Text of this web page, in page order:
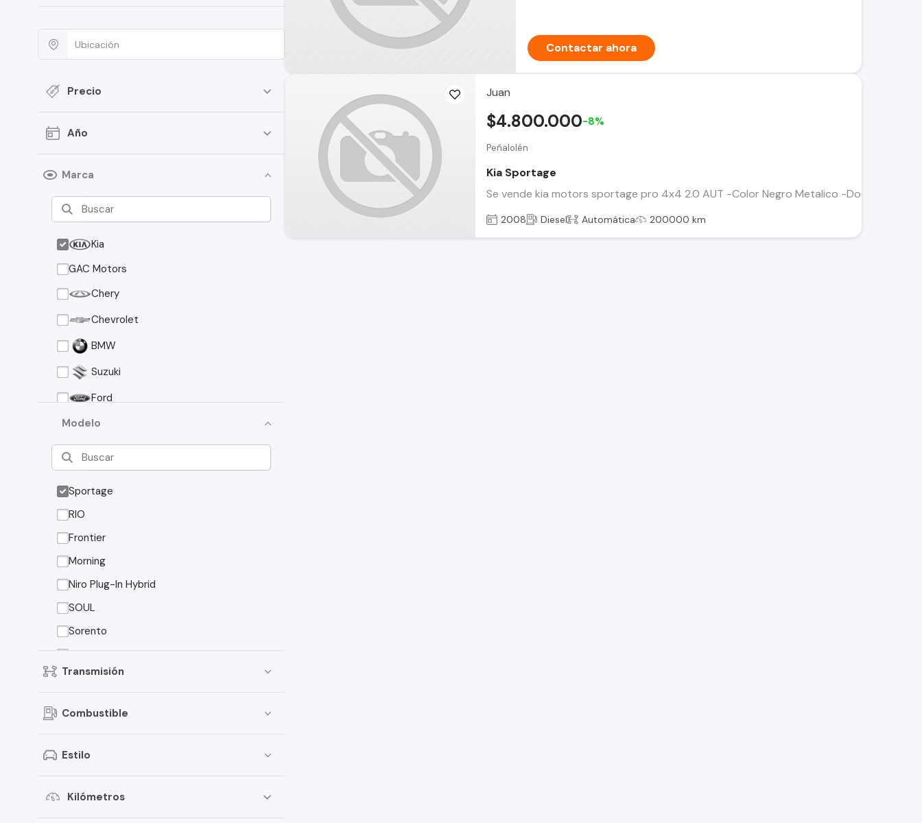
Precio
Año
Marca
Kia
GAC Motors
Chery
Chevrolet
BMW
Suzuki
Ford
Asia Motors
Mazda
Volkswagen
Nissan
Foton
Jeep
Mitsubishi
Audi
Haval
Honda
Modelo
Sportage
RIO
Frontier
Morning
Niro Plug-In Hybrid
SOUL
Sorento
Sorento EX
Transmisión
Combustible
Estilo
Kilómetros
Contactar ahora
Juan
Peñalolén
Kia Sportage
Se vende kia motors sportage pro 4x4 2.0 AUT -Color Negro Metalico -
$4.800.000-8%
2008 Diesel Automática 200000 km